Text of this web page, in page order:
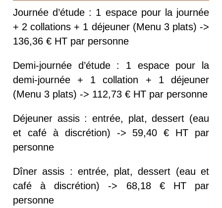
Journée d’étude : 1 espace pour la journée
+ 2 collations + 1 déjeuner (Menu 3 plats) ->
136,36 € HT par personne
Demi-journée d’étude : 1 espace pour la
demi-journée + 1 collation + 1 déjeuner
(Menu 3 plats) -> 112,73 € HT par personne
Déjeuner assis : entrée, plat, dessert (eau
et café à discrétion) -> 59,40 € HT par
personne
Dîner assis : entrée, plat, dessert (eau et
café à discrétion) -> 68,18 € HT par
personne